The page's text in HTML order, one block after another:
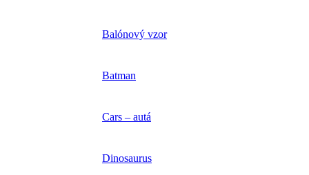
Balónový vzor
Batman
Cars – autá
Dinosaurus